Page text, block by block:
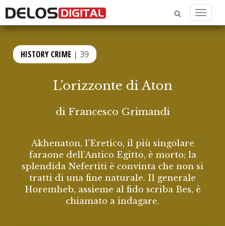
Menu
HISTORY CRIME | 39
L'orizzonte di Aton
di Francesco Grimandi
Akhenaton, l’Eretico, il più singolare
faraone dell’Antico Egitto, è morto; la
splendida Nefertiti è convinta che non si
tratti di una fine naturale. Il generale
Horemheb, assieme al fido scriba Bes, è
chiamato a indagare.